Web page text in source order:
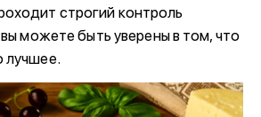
строгий контроль
вы можете быть уверены в том, что
лучшее.